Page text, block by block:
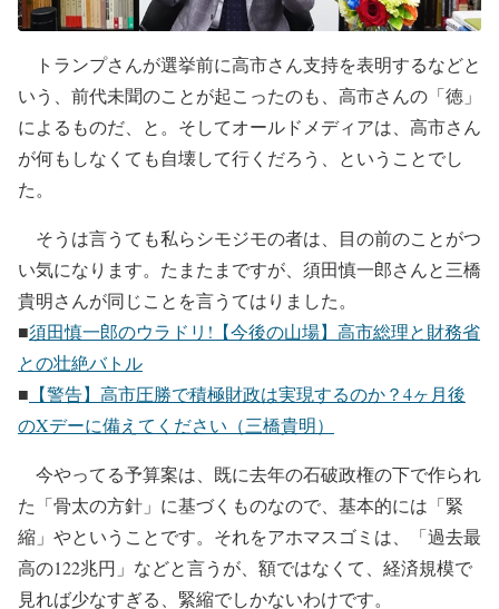
トランプさんが選挙前に高市さん支持を表明するなどと
いう、前代未聞のことが起こったのも、高市さんの「徳」
によるものだ、と。そしてオールドメディアは、高市さん
が何もしなくても自壊して行くだろう、ということでし
た。
そうは言うても私らシモジモの者は、目の前のことがつ
い気になります。たまたまですが、須田慎一郎さんと三橋
貴明さんが同じことを言うてはりました。
■須田慎一郎のウラドリ!【今後の山場】高市総理と財務省
との壮絶バトル
■ 【警告】高市圧勝で積極財政は実現するのか？4ヶ月後
のXデーに備えてください（三橋貴明）
今やってる予算案は、既に去年の石破政権の下で作られ
た「骨太の方針」に基づくものなので、基本的には「緊
縮」やということです。それをアホマスゴミは、「過去最
高の122兆円」などと言うが、額ではなくて、経済規模で
見れば少なすぎる、緊縮でしかないわけです。